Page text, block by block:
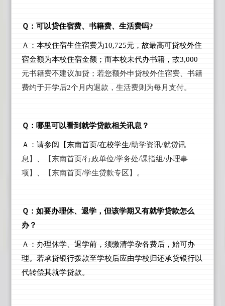
Ｑ：可以贷住宿费、书籍费、生活费吗?
Ａ：本校住宿生住宿费为10,725元，故最高可贷校外住
宿金额为本校住宿金额；而本校未代办书籍，故3,000
元书籍费不建议加贷；若您额外申贷校外住宿费、书籍
费约于开学后2个月内退款，生活费则为每月支付。
Ｑ：哪里可以看到就学贷款相关讯息？
Ａ：请参阅【东南首页/在校学生/助学资讯/就贷讯
息】、【东南首页/行政单位/学务处/课指组/办理事
项】、【东南首页/学生贷款专区】。
Ｑ：如要办理休、退学，但该学期又有就学贷款怎么
办？
Ａ：办理休学、退学前，须缴清学杂各费后，始可办
理。若承贷银行拨款至学校后应由学校归还承贷银行以
代转偿其就学贷款。